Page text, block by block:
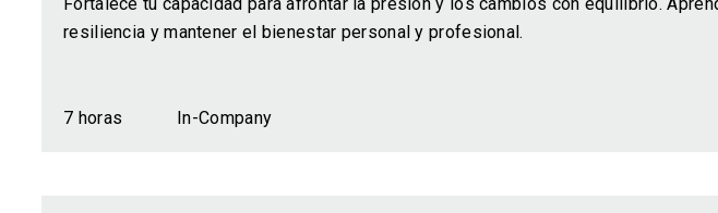
resiliencia y mantener el bienestar personal y profesional.
7 horas In-Company